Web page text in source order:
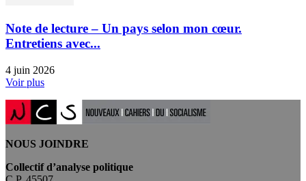
Note de lecture – Un pays selon mon cœur.
Entretiens avec...
4 juin 2026
Voir plus
NOUS JOINDRE
Collectif d’analyse politique